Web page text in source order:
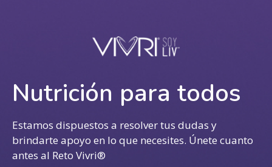
Nutrición para todos
Estamos dispuestos a resolver tus dudas y
brindarte apoyo en lo que necesites. Únete cuanto
antes al Reto Vivri®